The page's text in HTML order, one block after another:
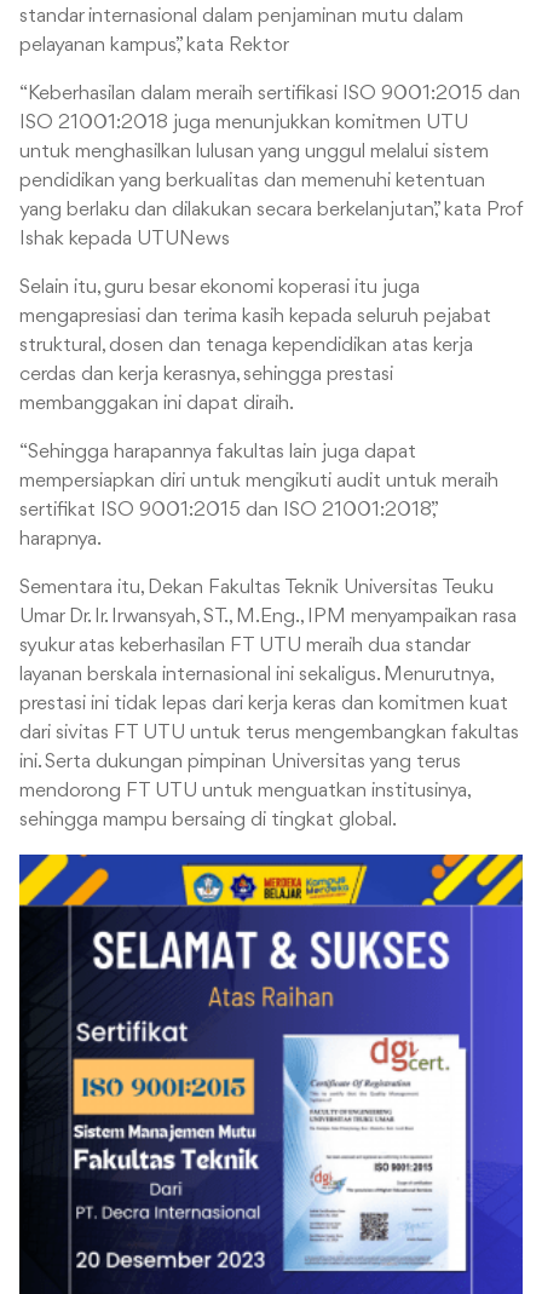
standar internasional dalam penjaminan mutu dalam
pelayanan kampus,” kata Rektor
“Keberhasilan dalam meraih sertifikasi ISO 9001:2015 dan
ISO 21001:2018 juga menunjukkan komitmen UTU
untuk menghasilkan lulusan yang unggul melalui sistem
pendidikan yang berkualitas dan memenuhi ketentuan
yang berlaku dan dilakukan secara berkelanjutan,” kata Prof
Ishak kepada UTUNews
Selain itu, guru besar ekonomi koperasi itu juga
mengapresiasi dan terima kasih kepada seluruh pejabat
struktural, dosen dan tenaga kependidikan atas kerja
cerdas dan kerja kerasnya, sehingga prestasi
membanggakan ini dapat diraih.
“Sehingga harapannya fakultas lain juga dapat
mempersiapkan diri untuk mengikuti audit untuk meraih
sertifikat ISO 9001:2015 dan ISO 21001:2018,”
harapnya.
Sementara itu, Dekan Fakultas Teknik Universitas Teuku
Umar Dr. Ir. Irwansyah, ST., M.Eng., IPM menyampaikan rasa
syukur atas keberhasilan FT UTU meraih dua standar
layanan berskala internasional ini sekaligus. Menurutnya,
prestasi ini tidak lepas dari kerja keras dan komitmen kuat
dari sivitas FT UTU untuk terus mengembangkan fakultas
ini. Serta dukungan pimpinan Universitas yang terus
mendorong FT UTU untuk menguatkan institusinya,
sehingga mampu bersaing di tingkat global.